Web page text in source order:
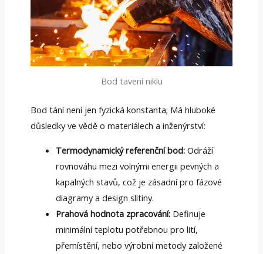
Bod tavení niklu
Bod tání není jen fyzická konstanta; Má hluboké
důsledky ve vědě o materiálech a inženýrství:
Termodynamický referenční bod: Odráží
rovnováhu mezi volnými energii pevných a
kapalných stavů, což je zásadní pro fázové
diagramy a design slitiny.
Prahová hodnota zpracování: Definuje
minimální teplotu potřebnou pro lití,
přemístění, nebo výrobní metody založené